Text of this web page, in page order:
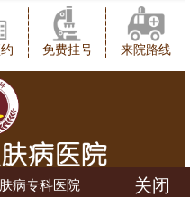
免费挂号 来院路线
病专科医院 关闭